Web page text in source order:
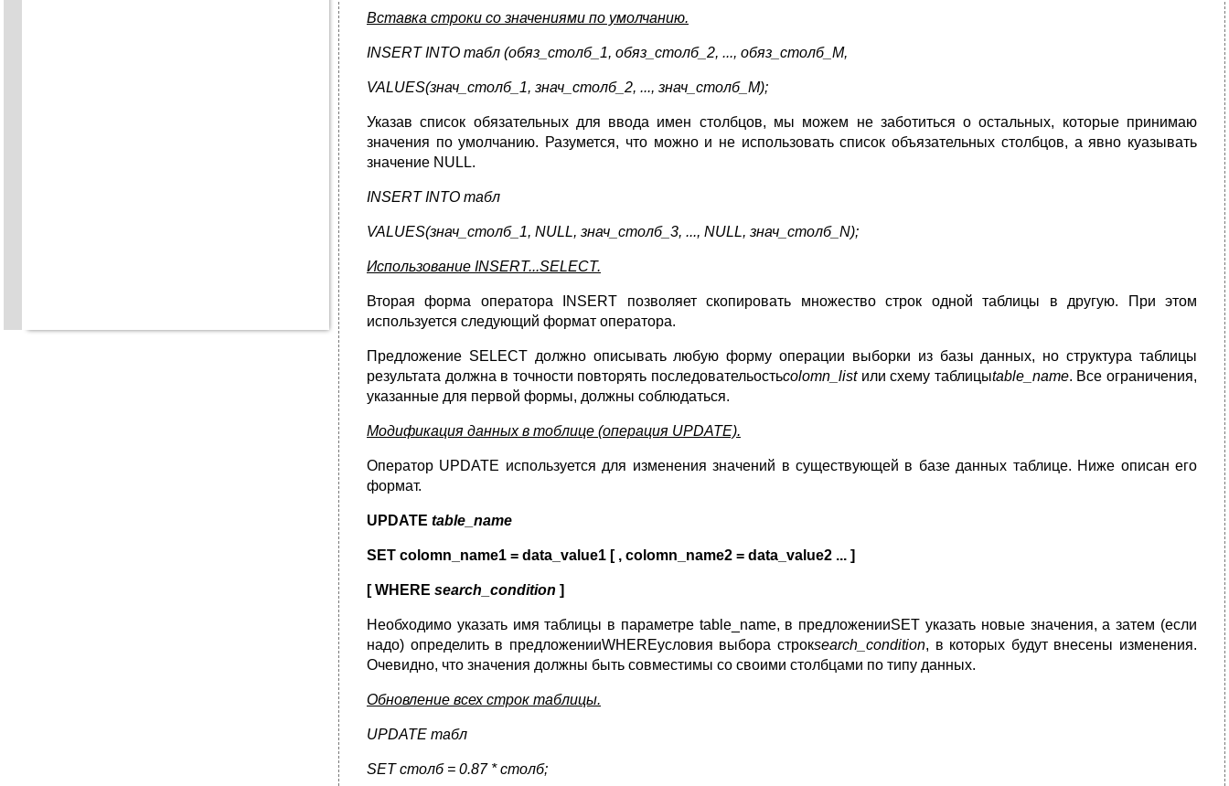
Вставка строки со значениями по умолчанию.
INSERT INTO табл (обяз_столб 1, обяз_столб 2, ..., обяз_столб _M,
VALUES(знач_столб_ 1, знач_столб_2, ..., знач_столб_ M);
Указав список обязательных для ввода имен столбцов, мы можем не заботиться о остальных, которые принимаю
значения по умолчанию. Разумется, что можно и не использовать список объязательных столбцов, а явно куазывать
значение NULL.
INSERT INTO табл
VALUES(знач_столб_ 1, NULL, знач_столб_ 3, ..., NULL, знач_столб_ N);
Использование INSERT...SELECT.
Вторая форма оператора INSERT позволяет скопировать множество строк одной таблицы в другую. При этом
используется следующий формат оператора.
Предложение SELECT должно описывать любую форму операции выборки из базы данных, но структура таблицы
результата должна в точности повторять последовательостьcolomn_listили схему таблицыtable_name. Все ограничения,
указанные для первой формы, должны соблюдаться.
Модификация данных в тоблице (операция UPDATE).
Оператор UPDATE используется для изменения значений в существующей в базе данных таблице. Ниже описан его
формат.
UPDATE table_name
SET colomn_name1 = data_value1 [ , colomn_name2 = data_value2 ... ]
[ WHERE search_condition ]
Необходимо указать имя таблицы в параметре table_name, в предложенииSET указать новые значения, а затем (если
надо) определить в предложенииWHEREусловия выбора строкsearch_condition, в которых будут внесены изменения.
Очевидно, что значения должны быть совместимы со своими столбцами по типу данных.
Обновление всех строк таблицы.
UPDATE табл
SET столб = 0.87 * столб;